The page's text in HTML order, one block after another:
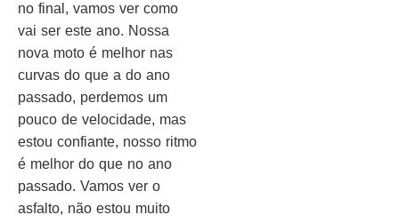
no final, vamos ver como
vai ser este ano. Nossa
nova moto é melhor nas
curvas do que a do ano
passado, perdemos um
pouco de velocidade, mas
estou confiante, nosso ritmo
é melhor do que no ano
passado. Vamos ver o
asfalto, não estou muito